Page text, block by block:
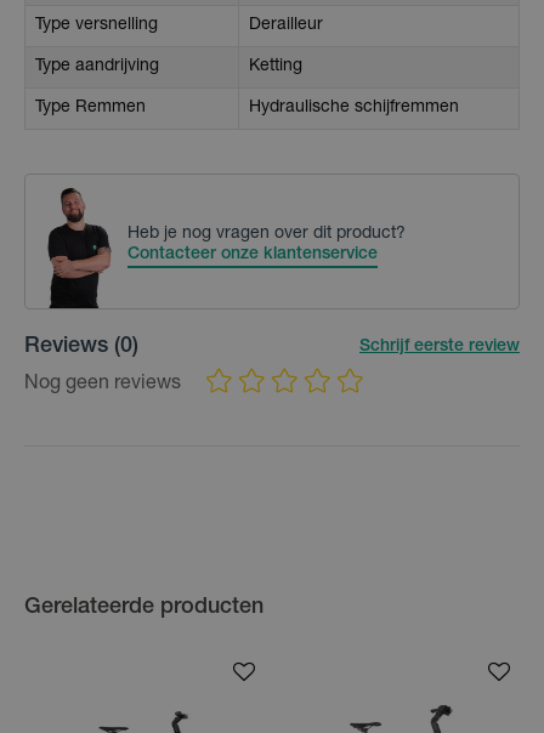
Type versnelling Derailleur
Type aandrijving Ketting
Type Remmen Hydraulische schijfremmen
Heb je nog vragen over dit product?
Contacteer onze klantenservice
Reviews (0) Schrijf eerste review
Nog geen reviews
Gerelateerde producten